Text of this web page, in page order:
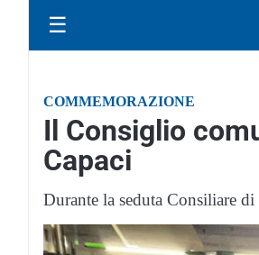
☰
COMMEMORAZIONE
Il Consiglio
Capaci
Durante la seduta Consiliare